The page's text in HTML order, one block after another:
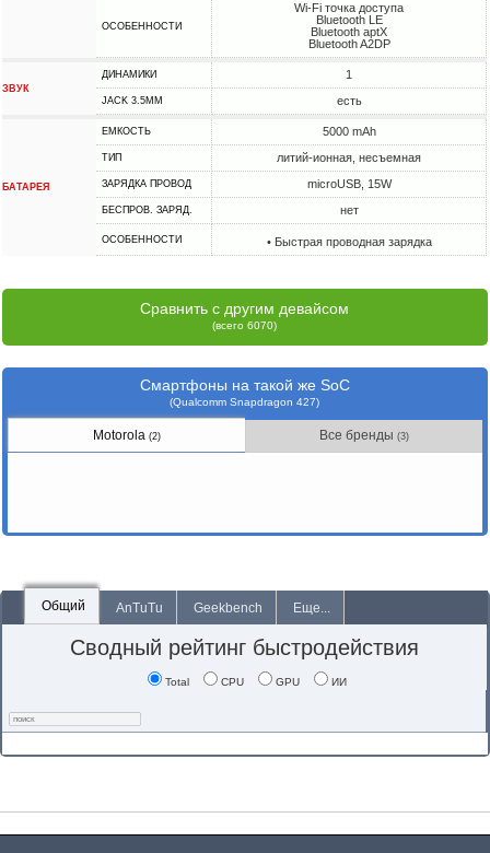
ОСОБЕННОСТИ
Wi-Fi точка доступа
Bluetooth LE
Bluetooth aptX
Bluetooth A2DP
ЗВУК
ДИНАМИКИ 1
JACK 3.5MM есть
БАТАРЕЯ
ЕМКОСТЬ 5000 mAh
ТИП литий-ионная, несъемная
ЗАРЯДКА ПРОВОД microUSB, 15W
БЕСПРОВ. ЗАРЯД. нет
ОСОБЕННОСТИ • Быстрая проводная зарядка
Сравнить с другим девайсом
(всего 6070)
Смартфоны на такой же SoC
(Qualcomm Snapdragon 427)
Motorola (2) Все бренды (3)
Общий AnTuTu Geekbench Еще...
Сводный рейтинг быстродействия
Total CPU GPU ИИ